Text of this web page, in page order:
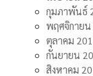
กุมภาพันธ์
พฤศจิกายน
ตุลาคม
กันยายน
สิงหาคม